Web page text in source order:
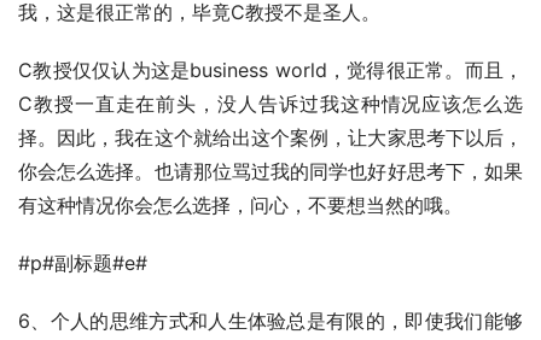
我，这是很正常的，毕竟C教授不是圣人。
C教授仅仅认为这是business world，觉得很正常。而且，
C教授一直走在前头，没人告诉过我这种情况应该怎么选
择。因此，我在这个就给出这个案例，让大家思考下以后，
你会怎么选择。也请那位骂过我的同学也好好思考下，如果
有这种情况你会怎么选择，问心，不要想当然的哦。
#p#副标题#e#
6、个人的思维方式和人生体验总是有限的，即使我们能够